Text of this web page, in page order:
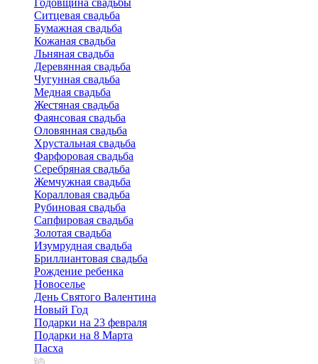
Годовщина свадьбы
Ситцевая свадьба
Бумажная свадьба
Кожаная свадьба
Льняная свадьба
Деревянная свадьба
Чугунная свадьба
Медная свадьба
Жестяная свадьба
Фаянсовая свадьба
Оловянная свадьба
Хрустальная свадьба
Фарфоровая свадьба
Серебряная свадьба
Жемчужная свадьба
Коралловая свадьба
Рубиновая свадьба
Сапфировая свадьба
Золотая свадьба
Изумрудная свадьба
Бриллиантовая свадьба
Рождение ребенка
Новоселье
День Святого Валентина
Новый Год
Подарки на 23 февраля
Подарки на 8 Марта
Пасха